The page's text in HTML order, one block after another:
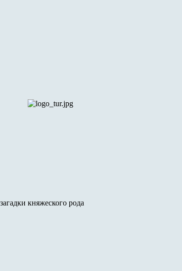
княжеского рода